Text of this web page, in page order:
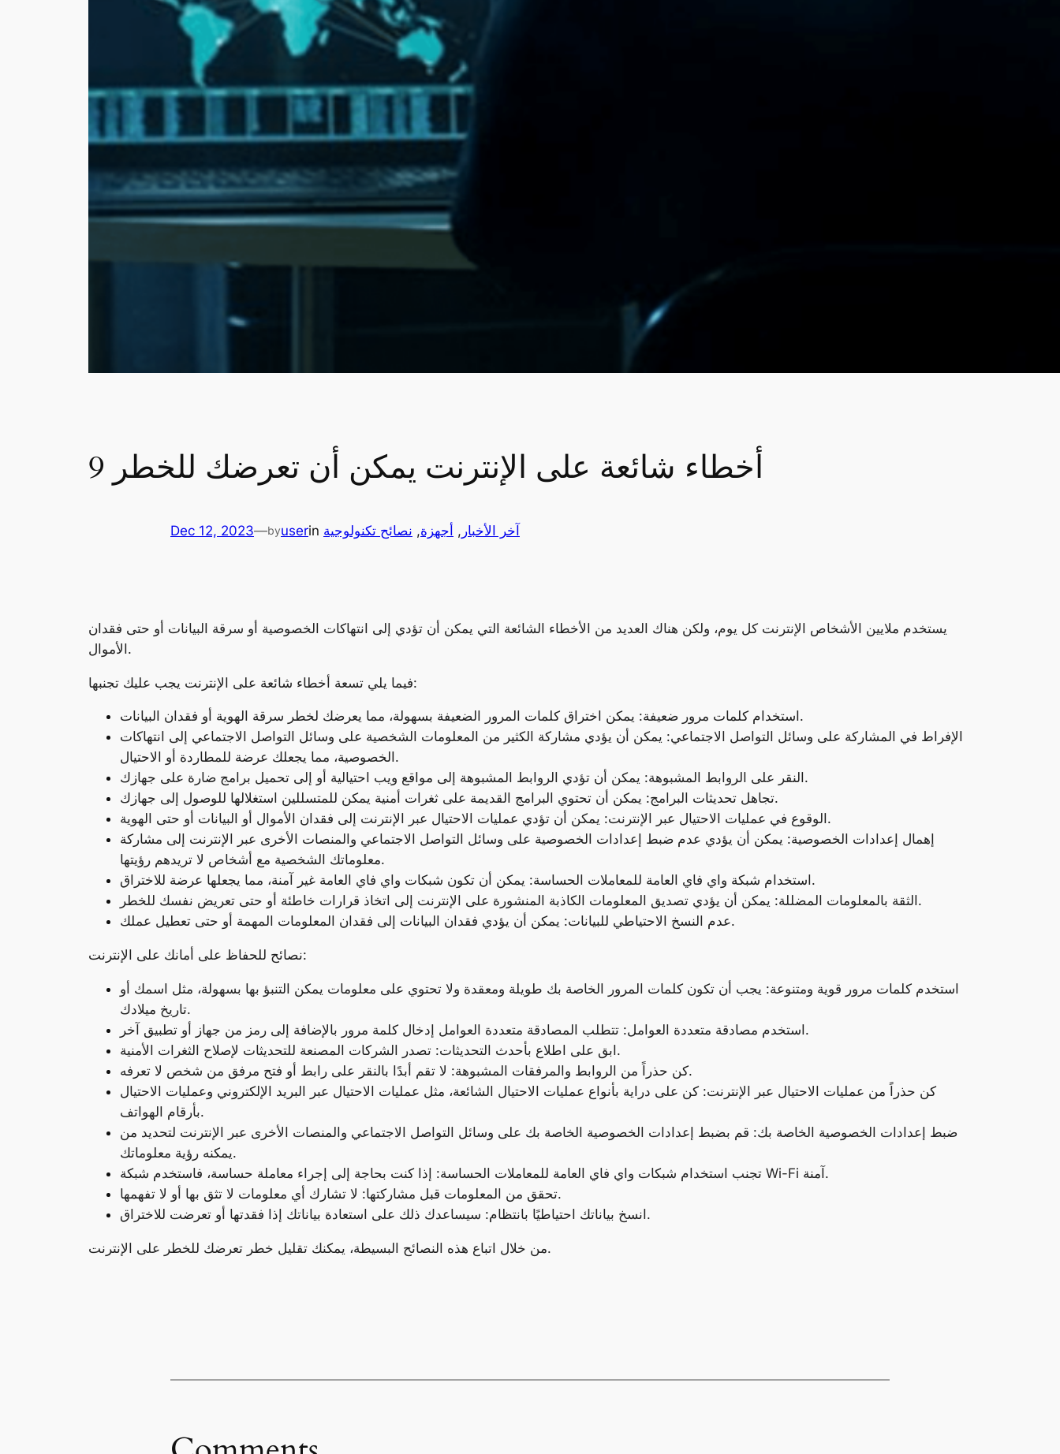
9 أخطاء شائعة على الإنترنت يمكن أن تعرضك للخطر
Dec 12, 2023—byuserin آخر الأخبار , أجهزة, نصائح تكنولوجية
يستخدم ملايين الأشخاص الإنترنت كل يوم، ولكن هناك العديد من الأخطاء الشائعة التي يمكن أن تؤدي إلى انتهاكات الخصوصية أو سرقة البيانات أو حتى فقدان
الأموال.
فيما يلي تسعة أخطاء شائعة على الإنترنت يجب عليك تجنبها:
استخدام كلمات مرور ضعيفة: يمكن اختراق كلمات المرور الضعيفة بسهولة، مما يعرضك لخطر سرقة الهوية أو فقدان البيانات.
الإفراط في المشاركة على وسائل التواصل الاجتماعي: يمكن أن يؤدي مشاركة الكثير من المعلومات الشخصية على وسائل التواصل الاجتماعي إلى انتهاكات
الخصوصية، مما يجعلك عرضة للمطاردة أو الاحتيال.
النقر على الروابط المشبوهة: يمكن أن تؤدي الروابط المشبوهة إلى مواقع ويب احتيالية أو إلى تحميل برامج ضارة على جهازك.
تجاهل تحديثات البرامج: يمكن أن تحتوي البرامج القديمة على ثغرات أمنية يمكن للمتسللين استغلالها للوصول إلى جهازك.
الوقوع في عمليات الاحتيال عبر الإنترنت: يمكن أن تؤدي عمليات الاحتيال عبر الإنترنت إلى فقدان الأموال أو البيانات أو حتى الهوية.
إهمال إعدادات الخصوصية: يمكن أن يؤدي عدم ضبط إعدادات الخصوصية على وسائل التواصل الاجتماعي والمنصات الأخرى عبر الإنترنت إلى مشاركة
معلوماتك الشخصية مع أشخاص لا تريدهم رؤيتها.
استخدام شبكة واي فاي العامة للمعاملات الحساسة: يمكن أن تكون شبكات واي فاي العامة غير آمنة، مما يجعلها عرضة للاختراق.
الثقة بالمعلومات المضللة: يمكن أن يؤدي تصديق المعلومات الكاذبة المنشورة على الإنترنت إلى اتخاذ قرارات خاطئة أو حتى تعريض نفسك للخطر.
عدم النسخ الاحتياطي للبيانات: يمكن أن يؤدي فقدان البيانات إلى فقدان المعلومات المهمة أو حتى تعطيل عملك.
نصائح للحفاظ على أمانك على الإنترنت:
استخدم كلمات مرور قوية ومتنوعة: يجب أن تكون كلمات المرور الخاصة بك طويلة ومعقدة ولا تحتوي على معلومات يمكن التنبؤ بها بسهولة، مثل اسمك أو
تاريخ ميلادك.
استخدم مصادقة متعددة العوامل: تتطلب المصادقة متعددة العوامل إدخال كلمة مرور بالإضافة إلى رمز من جهاز أو تطبيق آخر.
ابق على اطلاع بأحدث التحديثات: تصدر الشركات المصنعة للتحديثات لإصلاح الثغرات الأمنية.
كن حذراً من الروابط والمرفقات المشبوهة: لا تقم أبدًا بالنقر على رابط أو فتح مرفق من شخص لا تعرفه.
كن حذراً من عمليات الاحتيال عبر الإنترنت: كن على دراية بأنواع عمليات الاحتيال الشائعة، مثل عمليات الاحتيال عبر البريد الإلكتروني وعمليات الاحتيال
بأرقام الهواتف.
ضبط إعدادات الخصوصية الخاصة بك: قم بضبط إعدادات الخصوصية الخاصة بك على وسائل التواصل الاجتماعي والمنصات الأخرى عبر الإنترنت لتحديد من
يمكنه رؤية معلوماتك.
تجنب استخدام شبكات واي فاي العامة للمعاملات الحساسة: إذا كنت بحاجة إلى إجراء معاملة حساسة، فاستخدم شبكة Wi-Fi آمنة.
تحقق من المعلومات قبل مشاركتها: لا تشارك أي معلومات لا تثق بها أو لا تفهمها.
انسخ بياناتك احتياطيًا بانتظام: سيساعدك ذلك على استعادة بياناتك إذا فقدتها أو تعرضت للاختراق.
من خلال اتباع هذه النصائح البسيطة، يمكنك تقليل خطر تعرضك للخطر على الإنترنت.